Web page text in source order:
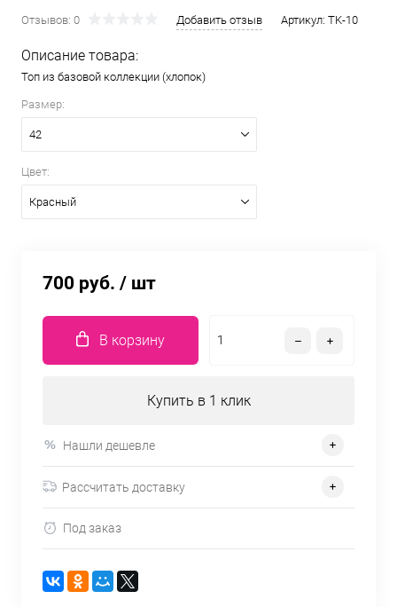
Отзывов: 0 Добавить отзыв Артикул: TK-10
Описание товара:
Топ из базовой коллекции (хлопок)
Размер:
42
Цвет:
Красный
700 руб. / шт
В корзину
Купить в 1 клик
Нашли дешевле
Рассчитать доставку
Под заказ